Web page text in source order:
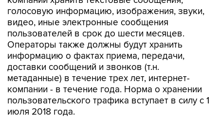
голосовую информацию, изображения, звуки,
видео, иные электронные сообщения
пользователей в срок до шести месяцев.
Операторы также должны будут хранить
информацию о фактах приема, передачи,
доставки сообщений и звонков (т.н.
метаданные) в течение трех лет, интернет-
компании - в течение года. Норма о хранении
пользовательского трафика вступает в силу с 1
июля 2018 года.